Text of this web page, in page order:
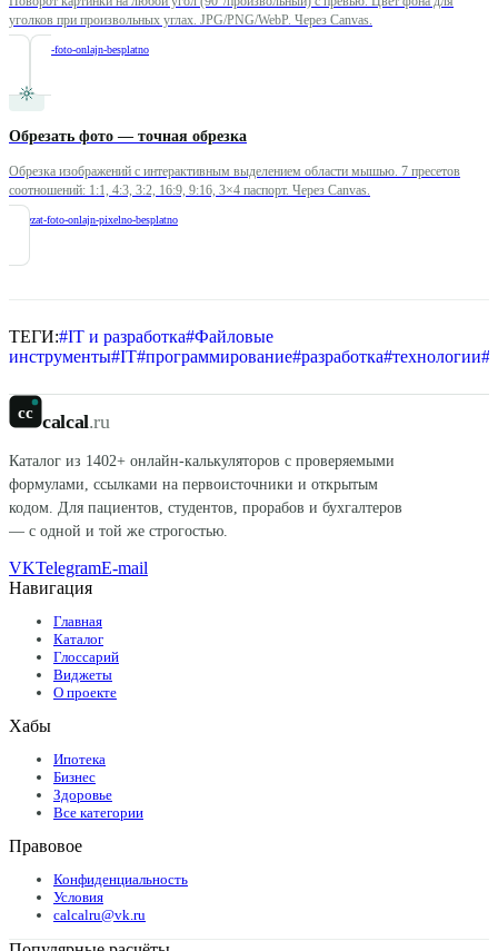
уголков при произвольных углах. JPG/PNG/WebP. Через Canvas.
povernut-foto-onlajn-besplatno
Обрезать фото — точная обрезка
Обрезка изображений с интерактивным выделением области мышью. 7 пресетов
соотношений: 1:1, 4:3, 3:2, 16:9, 9:16, 3×4 паспорт. Через Canvas.
obrezat-foto-onlajn-pixelno-besplatno
ТЕГИ:#IT и разработка#Файловые
инструменты#IT#программирование#разработка#технологии#
cc calcal.ru
Каталог из 1402+ онлайн-калькуляторов с проверяемыми
формулами, ссылками на первоисточники и открытым
кодом. Для пациентов, студентов, прорабов и бухгалтеров
— с одной и той же строгостью.
VKTelegramE-mail
Навигация
Главная
Каталог
Глоссарий
Виджеты
О проекте
Хабы
Ипотека
Бизнес
Здоровье
Все категории
Правовое
Конфиденциальность
Условия
calcalru@vk.ru